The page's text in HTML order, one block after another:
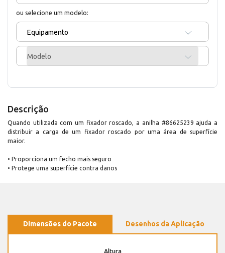
ou selecione um modelo:
Equipamento
Modelo
Descrição
Quando utilizada com um fixador roscado, a anilha #86625239 ajuda a
distribuir a carga de um fixador roscado por uma área de superfície
maior.
• Proporciona um fecho mais seguro
• Protege uma superfície contra danos
Dimensões do Pacote Desenhos da Aplicação
Altura